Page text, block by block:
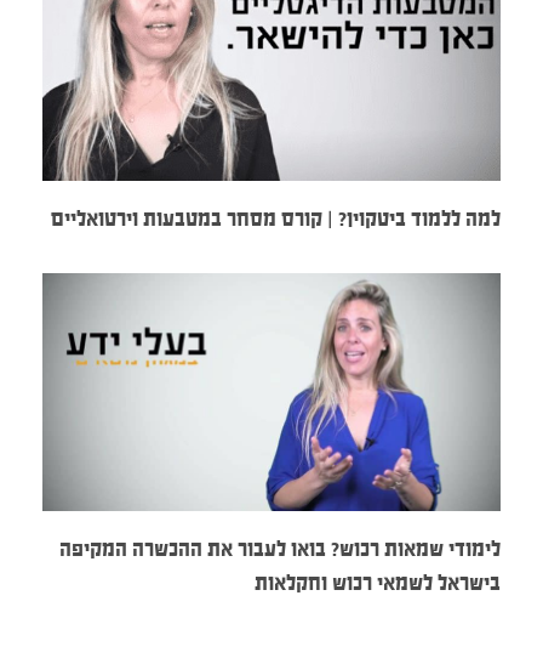
למה ללמוד ביטקוין? | קורס מסחר במטבעות וירטואליים
לימודי שמאות רכוש? בואו לעבור את ההכשרה המקיפה
בישראל לשמאי רכוש וחקלאות